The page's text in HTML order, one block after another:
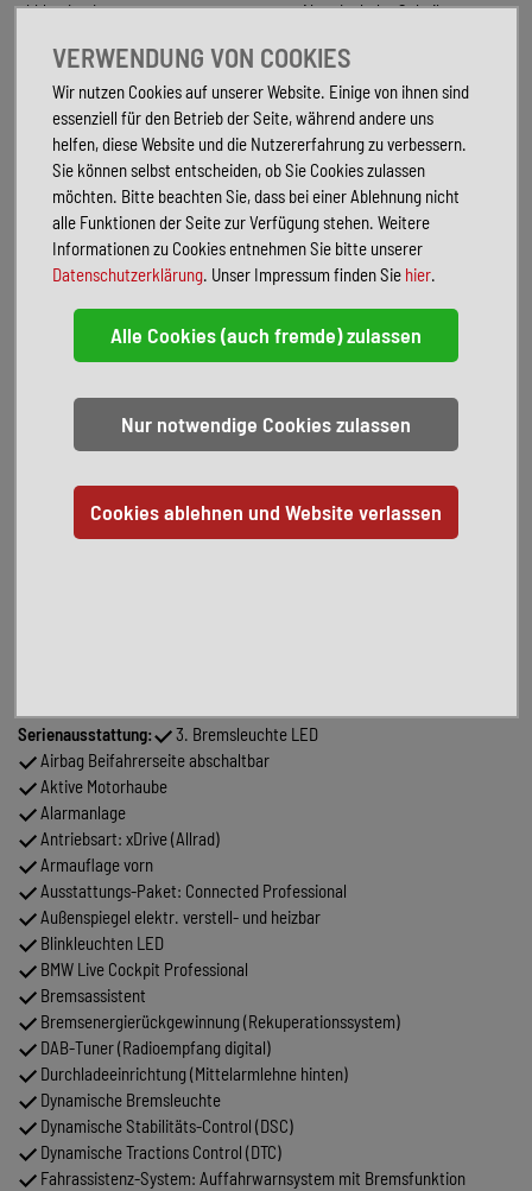
abblendend
Adaptives Fahrwerk
Sportsitze
Tuner/Radio
Elektr. Seitenspiegel
Abgedunkelte Scheiben
Abstandstempomat
Sitzbelüftung
LED-Tagfahrlicht
FAHRZEUGBESCHREIBUNG
Sonderausstattung:
Aktive Sitzbelüftung vorn
Außenspiegel elektr. anklappbar, alle Spiegel mit Abblendautomatik
Business-Paket
Dachhimmel Anthrazit (BMW Individual)
Dachreling eloxiert
Dynamische Dämpfer Control (Dynamic Damping Control)
Fahrassistenz-System: Driving Assistant Professional
Komfortsitze vorn elektr. verstellbar (mit Memory)
Serienausstattung:
3. Bremsleuchte LED
Airbag Beifahrerseite abschaltbar
Aktive Motorhaube
Alarmanlage
Antriebsart: xDrive (Allrad)
Armauflage vorn
Ausstattungs-Paket: Connected Professional
Außenspiegel elektr. verstell- und heizbar
Blinkleuchten LED
BMW Live Cockpit Professional
Bremsassistent
Bremsenergierückgewinnung (Rekuperationssystem)
DAB-Tuner (Radioempfang digital)
Durchladeeinrichtung (Mittelarmlehne hinten)
Dynamische Bremsleuchte
Dynamische Stabilitäts-Control (DSC)
Dynamische Tractions Control (DTC)
Fahrassistenz-System: Auffahrwarnsystem mit Bremsfunktion
VERWENDUNG VON COOKIES
Wir nutzen Cookies auf unserer Website. Einige von ihnen sind
essenziell für den Betrieb der Seite, während andere uns
helfen, diese Website und die Nutzererfahrung zu verbessern.
Sie können selbst entscheiden, ob Sie Cookies zulassen
möchten. Bitte beachten Sie, dass bei einer Ablehnung nicht
alle Funktionen der Seite zur Verfügung stehen. Weitere
Informationen zu Cookies entnehmen Sie bitte unserer
Datenschutzerklärung. Unser Impressum finden Sie hier.